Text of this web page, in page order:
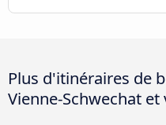
Plus d'itinéraires de
Vienne-Schwechat